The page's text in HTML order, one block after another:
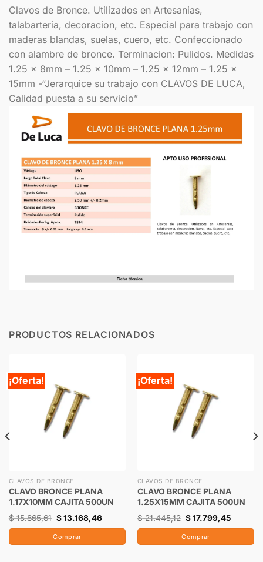
Clavos de Bronce. Utilizados en Artesanias,
talabarteria, decoracion, etc. Especial para trabajo con
maderas blandas, suelas, cuero, etc. Confeccionado
con alambre de bronce. Terminacion: Pulidos. Medidas
1.25 x 8mm – 1.25 x 10mm – 1.25 x 12mm – 1.25 x
15mm -“Jerarquice su trabajo con CLAVOS DE LUCA,
Calidad puesta a su servicio”
PRODUCTOS RELACIONADOS
¡Oferta!
CLAVOS DE BRONCE
CLAVO BRONCE PLANA
1.17X10MM CAJITA 500UN
$15.865,61 $13.168,46
Comprar
¡Oferta!
CLAVOS DE BRONCE
CLAVO BRONCE PLANA
1.25X15MM CAJITA 500UN
$21.445,12 $17.799,45
Comprar